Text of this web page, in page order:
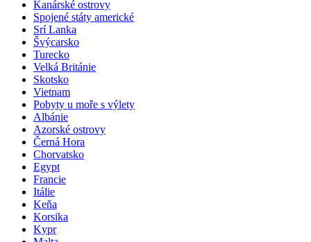
Kanárské ostrovy
Spojené státy americké
Srí Lanka
Švýcarsko
Turecko
Velká Británie
Skotsko
Vietnam
Pobyty u moře s výlety
Albánie
Azorské ostrovy
Černá Hora
Chorvatsko
Egypt
Francie
Itálie
Keňa
Korsika
Kypr